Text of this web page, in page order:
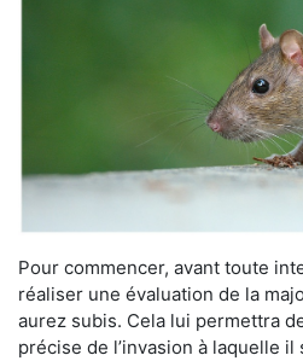
Pour commencer, avant toute
réaliser une évaluation de la
aurez subis. Cela lui permettra
précise de l’invasion à laquelle